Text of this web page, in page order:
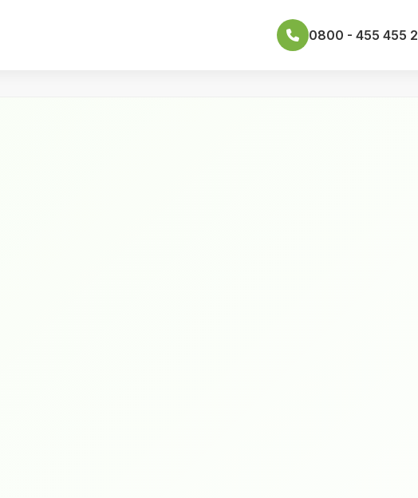
0800 - 455 455 2